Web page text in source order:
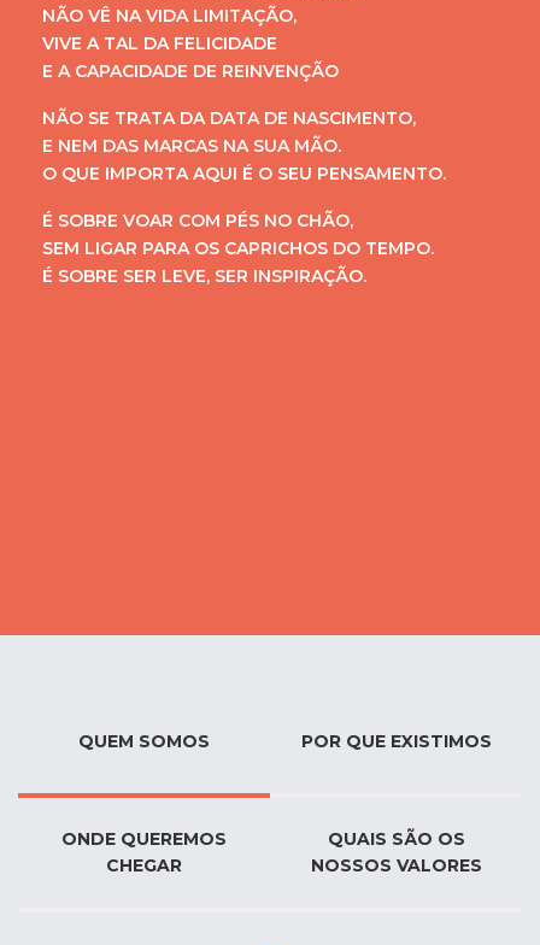
NÃO VÊ NA VIDA LIMITAÇÃO,
VIVE A TAL DA FELICIDADE
E A CAPACIDADE DE REINVENÇÃO
NÃO SE TRATA DA DATA DE NASCIMENTO,
E NEM DAS MARCAS NA SUA MÃO.
O QUE IMPORTA AQUI É O SEU PENSAMENTO.
É SOBRE VOAR COM PÉS NO CHÃO,
SEM LIGAR PARA OS CAPRICHOS DO TEMPO.
É SOBRE SER LEVE, SER INSPIRAÇÃO.
QUEM SOMOS POR QUE EXISTIMOS
ONDE QUEREMOS
CHEGAR
QUAIS SÃO OS
NOSSOS VALORES